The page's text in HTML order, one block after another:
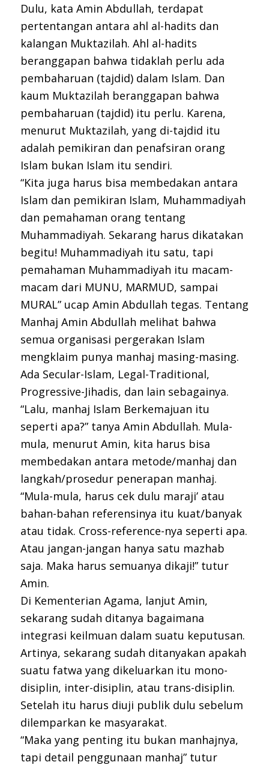
Dulu, kata Amin Abdullah, terdapat
pertentangan antara ahl al-hadits dan
kalangan Muktazilah. Ahl al-hadits
beranggapan bahwa tidaklah perlu ada
pembaharuan (tajdid) dalam Islam. Dan
kaum Muktazilah beranggapan bahwa
pembaharuan (tajdid) itu perlu. Karena,
menurut Muktazilah, yang di-tajdid itu
adalah pemikiran dan penafsiran orang
Islam bukan Islam itu sendiri.
“Kita juga harus bisa membedakan antara
Islam dan pemikiran Islam, Muhammadiyah
dan pemahaman orang tentang
Muhammadiyah. Sekarang harus dikatakan
begitu! Muhammadiyah itu satu, tapi
pemahaman Muhammadiyah itu macam-
macam dari MUNU, MARMUD, sampai
MURAL” ucap Amin Abdullah tegas. Tentang
Manhaj Amin Abdullah melihat bahwa
semua organisasi pergerakan Islam
mengklaim punya manhaj masing-masing.
Ada Secular-Islam, Legal-Traditional,
Progressive-Jihadis, dan lain sebagainya.
“Lalu, manhaj Islam Berkemajuan itu
seperti apa?” tanya Amin Abdullah. Mula-
mula, menurut Amin, kita harus bisa
membedakan antara metode/manhaj dan
langkah/prosedur penerapan manhaj.
“Mula-mula, harus cek dulu maraji’ atau
bahan-bahan referensinya itu kuat/banyak
atau tidak. Cross-reference-nya seperti apa.
Atau jangan-jangan hanya satu mazhab
saja. Maka harus semuanya dikaji!” tutur
Amin.
Di Kementerian Agama, lanjut Amin,
sekarang sudah ditanya bagaimana
integrasi keilmuan dalam suatu keputusan.
Artinya, sekarang sudah ditanyakan apakah
suatu fatwa yang dikeluarkan itu mono-
disiplin, inter-disiplin, atau trans-disiplin.
Setelah itu harus diuji publik dulu sebelum
dilemparkan ke masyarakat.
“Maka yang penting itu bukan manhajnya,
tapi detail penggunaan manhaj” tutur